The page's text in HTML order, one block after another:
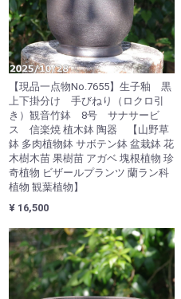
【現品一点物No.7655】生子釉 黒
上下掛分け 手びねり（ロクロ引
き）観音竹鉢 8号 サナサービ
ス 信楽焼 植木鉢 陶器 【山野草
鉢 多肉植物鉢 サボテン鉢 盆栽鉢 花
木樹木苗 果樹苗 アガベ 塊根植物 珍
奇植物 ビザールプランツ 蘭ラン科
植物 観葉植物】
¥ 16,500